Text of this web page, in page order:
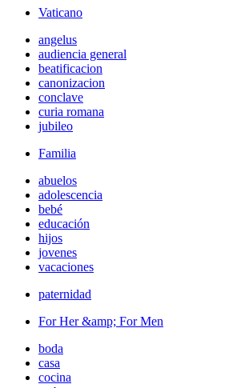
Vaticano
angelus
audiencia general
beatificacion
canonizacion
conclave
curia romana
jubileo
Familia
abuelos
adolescencia
bebé
educación
hijos
jovenes
vacaciones
paternidad
For Her &amp; For Men
boda
casa
cocina